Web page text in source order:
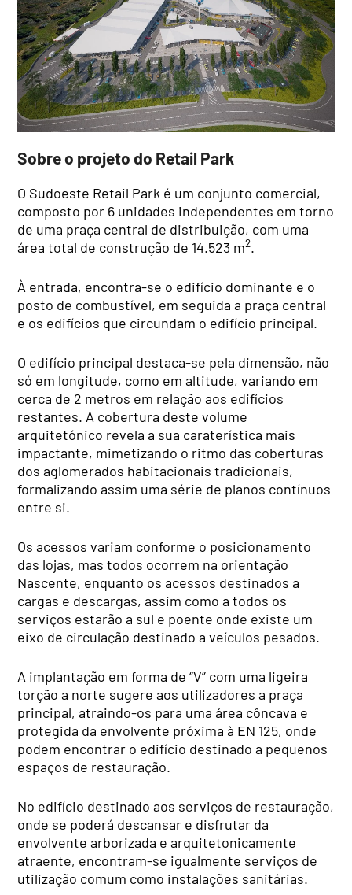
Sobre o projeto do Retail Park
O Sudoeste Retail Park é um conjunto comercial,
composto por 6 unidades independentes em torno
de uma praça central de distribuição, com uma
área total de construção de 14.523 m2.
À entrada, encontra-se o edifício dominante e o
posto de combustível, em seguida a praça central
e os edifícios que circundam o edifício principal.
O edifício principal destaca-se pela dimensão, não
só em longitude, como em altitude, variando em
cerca de 2 metros em relação aos edifícios
restantes. A cobertura deste volume
arquitetónico revela a sua caraterística mais
impactante, mimetizando o ritmo das coberturas
dos aglomerados habitacionais tradicionais,
formalizando assim uma série de planos contínuos
entre si.
Os acessos variam conforme o posicionamento
das lojas, mas todos ocorrem na orientação
Nascente, enquanto os acessos destinados a
cargas e descargas, assim como a todos os
serviços estarão a sul e poente onde existe um
eixo de circulação destinado a veículos pesados.
A implantação em forma de “V” com uma ligeira
torção a norte sugere aos utilizadores a praça
principal, atraindo-os para uma área côncava e
protegida da envolvente próxima à EN 125, onde
podem encontrar o edifício destinado a pequenos
espaços de restauração.
No edifício destinado aos serviços de restauração,
onde se poderá descansar e disfrutar da
envolvente arborizada e arquitetonicamente
atraente, encontram-se igualmente serviços de
utilização comum como instalações sanitárias.